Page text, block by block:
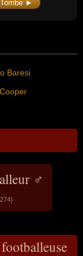
Tombe ►
Baresi
♂